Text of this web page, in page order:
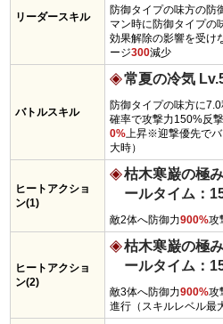
リーダースキル
防御タイプの味方の防
マン時に防御タイプの
効果解除の影響を受け
ージ300減少
バトルスキル
常夏の冷気
防御タイプの味方に
確率で攻撃力150%反
0%上昇※迎撃優先で
大時）
ヒートアクショ
ン(1)
枯木寒巌の極
ールタイム：15
敵2体へ防御力900%攻
ヒートアクショ
ン(2)
枯木寒巌の極
ールタイム：15
敵3体へ防御力900%攻
進行（スキルレベル最